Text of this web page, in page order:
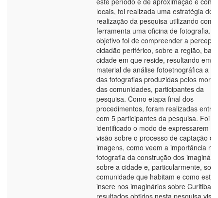
locais, foi realizada uma estratégia de
realização da pesquisa utilizando como
ferramenta uma oficina de fotografia. O
objetivo foi de compreender a
cidadão periférico, sobre a região,
cidade em que reside, resultando em
material de análise fotoetnográfica a
das fotografias produzidas pelos
das comunidades, participantes da
pesquisa. Como etapa final dos
procedimentos, foram realizadas
com 5 participantes da pesquisa. Foi
identificado o modo de expressarem
visão sobre o processo de captação
imagens, como veem a importância na
fotografia da construção dos
sobre a cidade e, particularmente,
comunidade que habitam e como esta
insere nos imaginários sobre Curitiba.
resultados obtidos nesta pesquisa